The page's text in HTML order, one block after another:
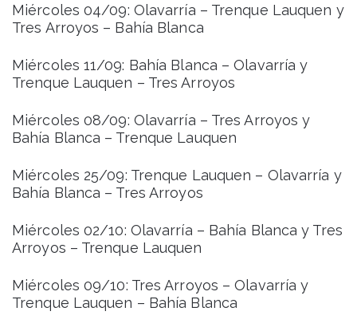
Miércoles 04/09: Olavarría – Trenque Lauquen y
Tres Arroyos – Bahía Blanca
Miércoles 11/09: Bahía Blanca – Olavarría y
Trenque Lauquen – Tres Arroyos
Miércoles 08/09: Olavarría – Tres Arroyos y
Bahía Blanca – Trenque Lauquen
Miércoles 25/09: Trenque Lauquen – Olavarría y
Bahía Blanca – Tres Arroyos
Miércoles 02/10: Olavarría – Bahía Blanca y Tres
Arroyos – Trenque Lauquen
Miércoles 09/10: Tres Arroyos – Olavarría y
Trenque Lauquen – Bahía Blanca